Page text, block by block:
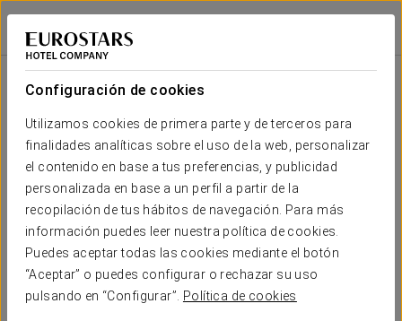
Configuración de cookies
Utilizamos cookies de primera parte y de terceros para
finalidades analíticas sobre el uso de la web, personalizar
el contenido en base a tus preferencias, y publicidad
personalizada en base a un perfil a partir de la
recopilación de tus hábitos de navegación. Para más
información puedes leer nuestra política de cookies.
Puedes aceptar todas las cookies mediante el botón
“Aceptar” o puedes configurar o rechazar su uso
pulsando en “Configurar”.
Política de cookies
Exe Las Margas Golf
HUESCA - LATAS
Tu boda en
Tanto si eres amante del golf como si lo eres de la
naturaleza, en el hotel
Exe Las Margas Golf
encontrarás más de un millón de razones para dejar
en manos de nuestros profesionales la celebración
del día de tu
Un día tan importante merece ser celebrado con la